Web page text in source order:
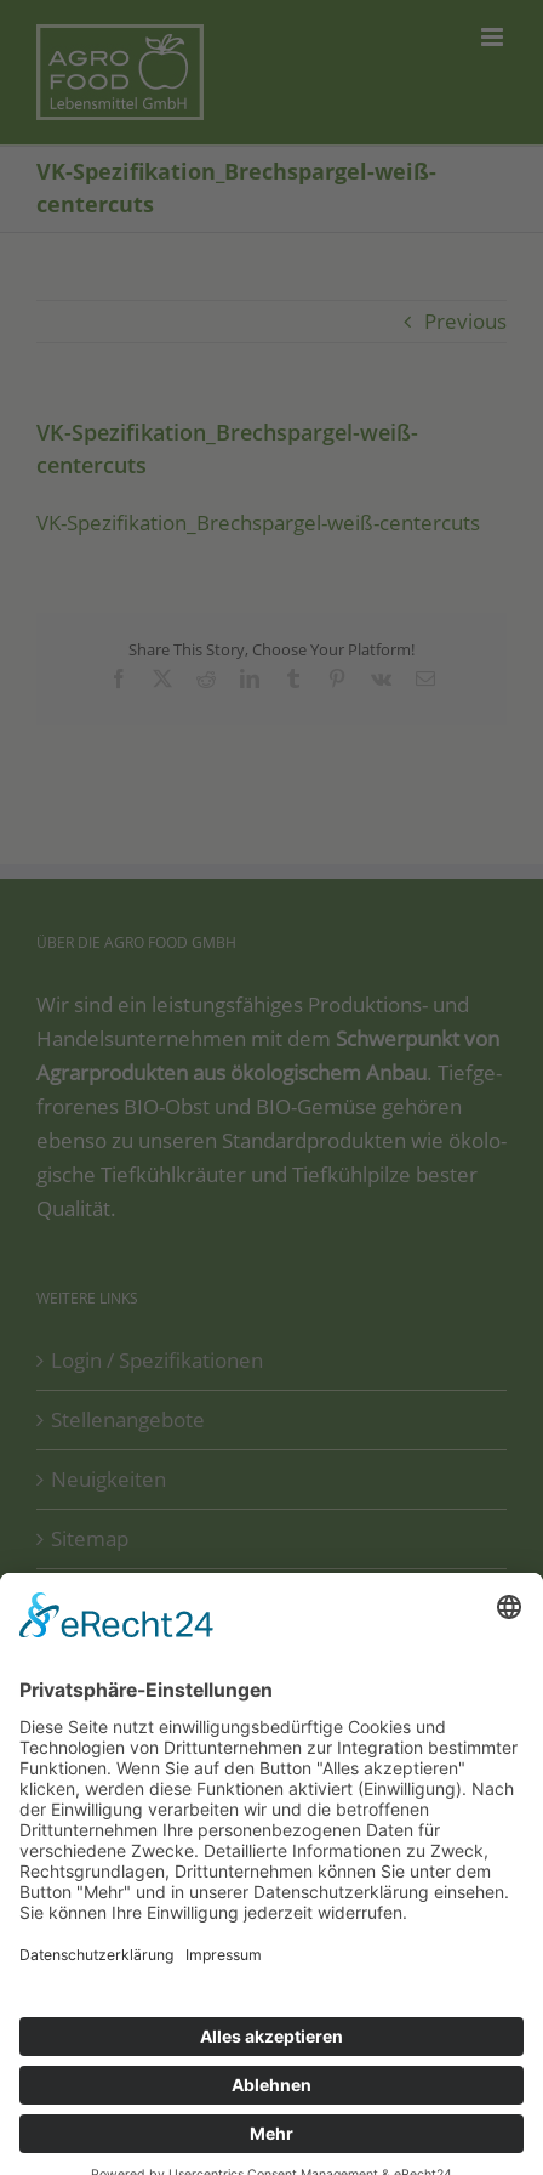
content
VK-Spezifikation_Brechspargel-weiß-
centercuts
Previous
VK-Spezifikation_Brechspargel-weiß-
centercuts
VK-Spe­zi­fi­ka­ti­on_­Brech­spar­gel-weiß-cen­ter­cuts
Share This Story, Choose Your Platform!
ÜBER DIE AGRO FOOD GMBH
Wir sind ein leis­tungs­fä­hi­ges Pro­duk­ti­ons- und
Han­dels­un­ter­neh­men mit dem Schwer­punkt von
Agrar­pro­duk­ten aus öko­lo­gi­schem Anbau. Tief­ge­
fro­re­nes BIO-Obst und BIO-Gemü­se gehö­ren
eben­so zu unse­ren Stan­dard­pro­duk­ten wie öko­lo­
gi­sche Tief­kühl­kräu­ter und Tief­kühl­pil­ze bes­ter
Qualität.
WEITERE LINKS
Login / Spezifikationen
Stellenangebote
Neuigkeiten
Sitemap
Disclaimer
UNSEREZERTIFIKATE
© Copyright 2000 -2026 AGRO FOOD Lebensmittel GmbH | Alle
Webdesigner München
Stellenangebote